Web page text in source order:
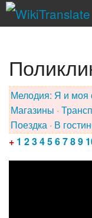
Мелодия: Я и моя
Магазины ·
Поездка · В
+ 1 23456789